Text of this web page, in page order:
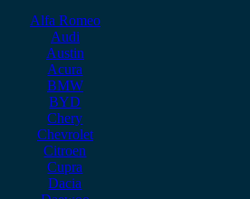
Alfa Romeo
Audi
Austin
Acura
BMW
BYD
Chery
Chevrolet
Citroen
Cupra
Dacia